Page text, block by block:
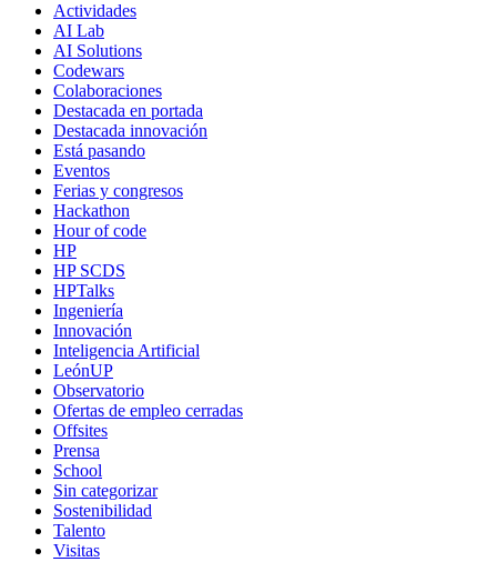
Actividades
AI Lab
AI Solutions
Codewars
Colaboraciones
Destacada en portada
Destacada innovación
Está pasando
Eventos
Ferias y congresos
Hackathon
Hour of code
HP
HP SCDS
HPTalks
Ingeniería
Innovación
Inteligencia Artificial
LeónUP
Observatorio
Ofertas de empleo cerradas
Offsites
Prensa
School
Sin categorizar
Sostenibilidad
Talento
Visitas